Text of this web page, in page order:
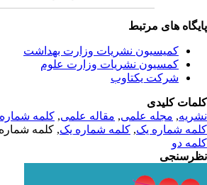
های مرتبط
کمیسیون نشریات وزارت بهداشت
کمسیون نشریات وزارت علوم
شرکت یکتاوب
کلیدی
,مجله علمی, مقاله علمی, کلمه شماره
شماره یک,کلمه شماره یک, کلمه شماره
دو